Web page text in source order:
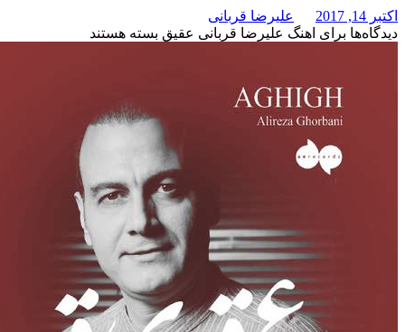
علیرضا قربانی
برای اهنگ علیرضا قربانی عقیقبسته هستند